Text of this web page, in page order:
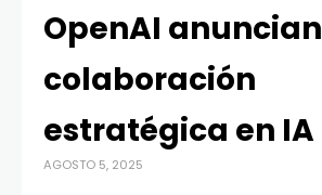
OpenAI anuncian
colaboración
estratégica en IA
AGOSTO 5, 2025